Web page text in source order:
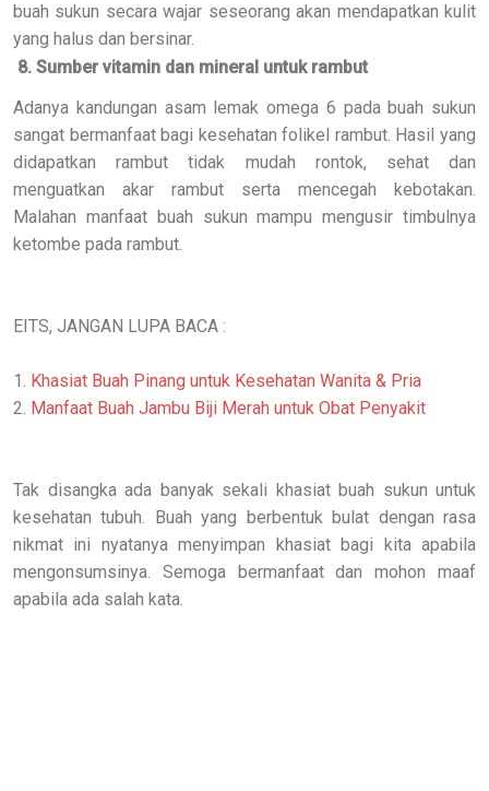
buah sukun secara wajar seseorang akan mendapatkan kulit
yang halus dan bersinar.
8. Sumber vitamin dan mineral untuk rambut
Adanya kandungan asam lemak omega 6 pada buah sukun
sangat bermanfaat bagi kesehatan folikel rambut. Hasil yang
didapatkan rambut tidak mudah rontok, sehat dan
menguatkan akar rambut serta mencegah kebotakan.
Malahan manfaat buah sukun mampu mengusir timbulnya
ketombe pada rambut.
EITS, JANGAN LUPA BACA :
1. Khasiat Buah Pinang untuk Kesehatan Wanita & Pria
2. Manfaat Buah Jambu Biji Merah untuk Obat Penyakit
Tak disangka ada banyak sekali khasiat buah sukun untuk
kesehatan tubuh. Buah yang berbentuk bulat dengan rasa
nikmat ini nyatanya menyimpan khasiat bagi kita apabila
mengonsumsinya. Semoga bermanfaat dan mohon maaf
apabila ada salah kata.